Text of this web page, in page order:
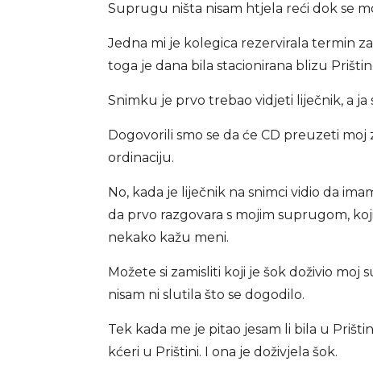
Suprugu ništa nisam htjela reći dok se
Jedna mi je kolegica rezervirala termin
toga je dana bila stacionirana blizu
Snimku je prvo trebao vidjeti liječnik, a
Dogovorili smo se da će CD preuzeti
ordinaciju.
No, kada je liječnik na snimci vidio da
da prvo razgovara s mojim suprugom,
nekako kažu meni.
Možete si zamisliti koji je šok doživio moj
nisam ni slutila što se dogodilo.
Tek kada me je pitao jesam li bila u
kćeri u Prištini. I ona je doživjela šok.